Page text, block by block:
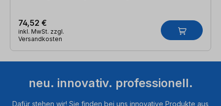
74,52 €
inkl. MwSt. zzgl.
Versandkosten
neu. innovativ. professionell.
Dafür stehen wir! Sie finden bei uns innovative Produkte aus